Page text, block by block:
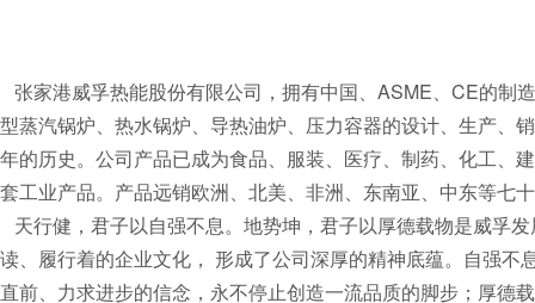
张家港威孚热能股份有限公司，拥有中国、ASME、CE的制
型蒸汽锅炉、热水锅炉、导热油炉、压力容器的设计、生产、
年的历史。公司产品已成为食品、服装、医疗、制药、化工、
套工业产品。产品远销欧洲、北美、非洲、东南亚、中东等七
天行健，君子以自强不息。地势坤，君子以厚德载物是威孚
读、履行着的企业文化， 形成了公司深厚的精神底蕴。自强不
直前、力求进步的信念，永不停止创造一流品质的脚步；厚德